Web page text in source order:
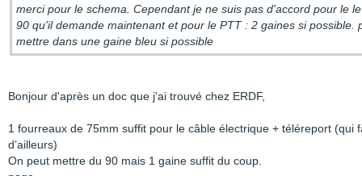
merci pour le schema. Cependant je ne suis pas d'accord pour le
90 qu'il demande maintenant et pour le PTT : 2 gaines si possible.
mettre dans une gaine bleu si possible
Bonjour d'après un doc que j'ai trouvé chez ERDF,
1 fourreaux de 75mm suffit pour le câble électrique + téléreport (qui
d’ailleurs)
On peut mettre du 90 mais 1 gaine suffit du coup.